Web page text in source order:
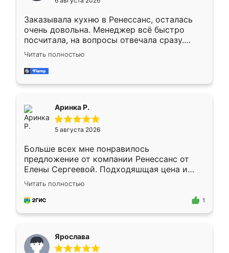
мебели буду заказывать только здесь.
Заказывала кухню в Ренессанс, осталась
очень довольна. Менеджер всё быстро
посчитала, на вопросы отвечала сразу.
Замерщик приехал в субботу, подошёл к
делу со всей ответственностью. Собрали
за день, ребята работали аккуратно, даже
Читать полностью
Аринка Р.
5 августа 2026
Больше всех мне понравилось
предложение от компании Ренессанс от
Елены Сергеевой. Подходяшщая цена и
короткие сроки изготовления. Приехавший
для замера сотрудник Владислав
предложил по моему эскизу самый
Читать полностью
1
Ярослава